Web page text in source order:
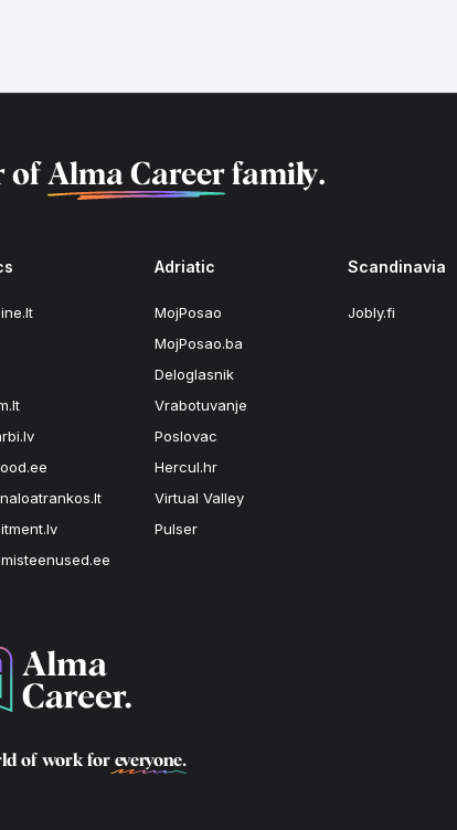
of Alma Careerfamily.
Adriatic
MojPosao
MojPosao.ba
Deloglasnik
Vrabotuvanje
Poslovac
Hercul.hr
Virtual Valley
Pulser
Scandinavia
Jobly.fi
of work for everyone.